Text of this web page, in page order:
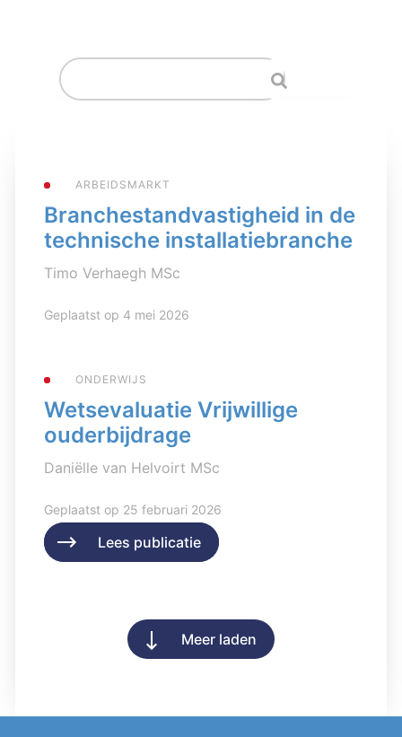
ARBEIDSMARKT
Branchestandvastigheid in de
technische installatiebranche
Timo Verhaegh MSc
Geplaatst op 4 mei 2026
Lees publicatie
ONDERWIJS
Wetsevaluatie Vrijwillige
ouderbijdrage
Daniëlle van Helvoirt MSc
Geplaatst op 25 februari 2026
Lees publicatie
Meer laden